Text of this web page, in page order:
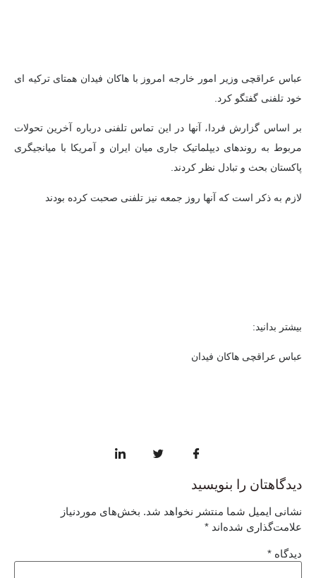
عباس عراقچی وزیر امور خارجه امروز با هاکان فیدان همتای ترکیه ای
خود تلفنی گفتگو کرد.
بر اساس گزارش فردا، آنها در این تماس تلفنی درباره آخرین تحولات
مربوط به روندهای دیپلماتیک جاری میان ایران و آمریکا با میانجیگری
پاکستان بحث و تبادل نظر کردند.
لازم به ذکر است که آنها روز جمعه نیز تلفنی صحبت کرده بودند
بیشتر بدانید:
عباس عراقچی هاکان فیدان
دیدگاهتان را بنویسید
نشانی ایمیل شما منتشر نخواهد شد. بخش‌های موردنیاز
علامت‌گذاری شده‌اند *
دیدگاه *